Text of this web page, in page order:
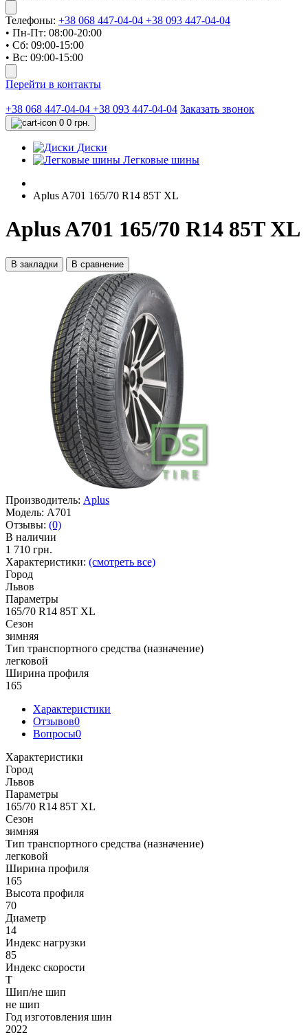
Телефоны: +38 068 447-04-04 +38 093 447-04-04
• Пн-Пт: 08:00-20:00
• Сб: 09:00-15:00
• Вс: 09:00-15:00
Перейти в контакты
+38 068 447-04-04 +38 093 447-04-04 Заказать звонок
0 0 грн.
Диски
Легковые шины
Aplus A701 165/70 R14 85T XL
Aplus A701 165/70 R14 85T XL
В закладки В сравнение
Производитель: Aplus
Модель: A701
Отзывы: (0)
В наличии
1 710 грн.
Характеристики: (смотреть все)
Город
Львов
Параметры
165/70 R14 85T XL
Сезон
зимняя
Тип транспортного средства (назначение)
легковой
Ширина профиля
165
Характеристики
Отзывов0
Вопросы0
Характеристики
Город
Львов
Параметры
165/70 R14 85T XL
Сезон
зимняя
Тип транспортного средства (назначение)
легковой
Ширина профиля
165
Высота профиля
70
Диаметр
14
Индекс нагрузки
85
Индекс скорости
T
Шип/не шип
не шип
Год изготовления шин
2022